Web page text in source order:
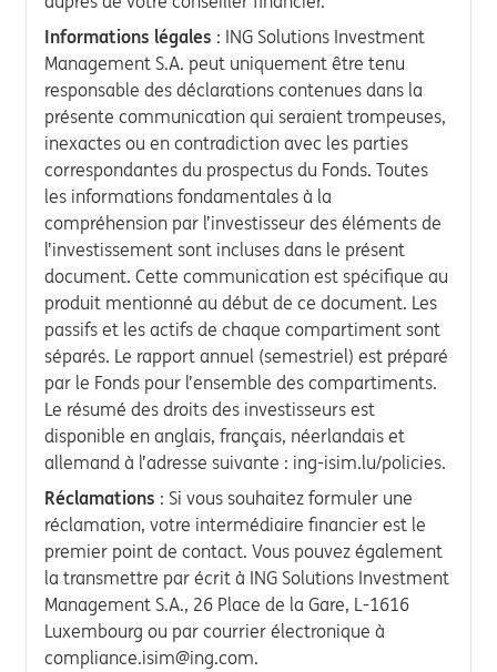
Informations légales : ING Solutions Investment
Management S.A. peut uniquement être tenu
responsable des déclarations contenues dans la
présente communication qui seraient trompeuses,
inexactes ou en contradiction avec les parties
correspondantes du prospectus du Fonds. Toutes
les informations fondamentales à la
compréhension par l’investisseur des éléments de
l’investissement sont incluses dans le présent
document. Cette communication est spécifique au
produit mentionné au début de ce document. Les
passifs et les actifs de chaque compartiment sont
séparés. Le rapport annuel (semestriel) est préparé
par le Fonds pour l’ensemble des compartiments.
Le résumé des droits des investisseurs est
disponible en anglais, français, néerlandais et
allemand à l’adresse suivante : ing-isim.lu/policies.
Réclamations : Si vous souhaitez formuler une
réclamation, votre intermédiaire financier est le
premier point de contact. Vous pouvez également
la transmettre par écrit à ING Solutions Investment
Management S.A., 26 Place de la Gare, L-1616
Luxembourg ou par courrier électronique à
compliance.isim@ing.com.